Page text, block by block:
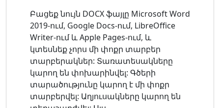
Բացեք նույն DOCX ֆայլը Microsoft Word
2019-ում, Google Docs-ում, LibreOffice
Writer-ում և Apple Pages-ում, և
կտեսնեք չորս մի փոքր տարբեր
տարբերակներ: Տառատեսակները
կարող են փոխարինվել: Գծերի
տարածությունը կարող է մի փոքր
տարբերվել: Աղյուսակները կարող են